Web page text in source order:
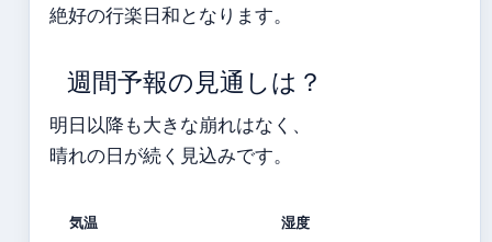
絶好の行楽日和となります。
週間予報の見通しは？
明日以降も大きな崩れはなく、
晴れの日が続く見込みです。
気温 湿度